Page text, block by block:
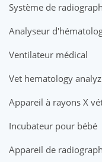
Système de
Analyseur
Ventilateur médical
Vet hematology
Appareil à rayons X
Incubateur pour bébé
Appareil de